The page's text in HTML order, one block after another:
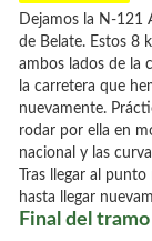
Dejamos la N-121
de Belate. Estos 8
ambos lados de la
la carretera que
nuevamente.
rodar por ella en
nacional y las
Tras llegar al
hasta llegar
Final del tramo